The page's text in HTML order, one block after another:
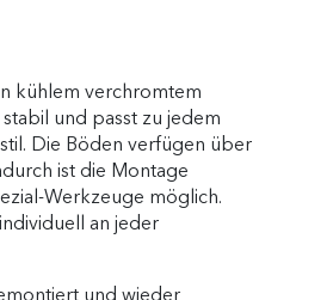
kühlem verchromtem
und passt zu jedem
Die Böden verfügen über
ist die Montage
Werkzeuge möglich.
an jeder
und wieder